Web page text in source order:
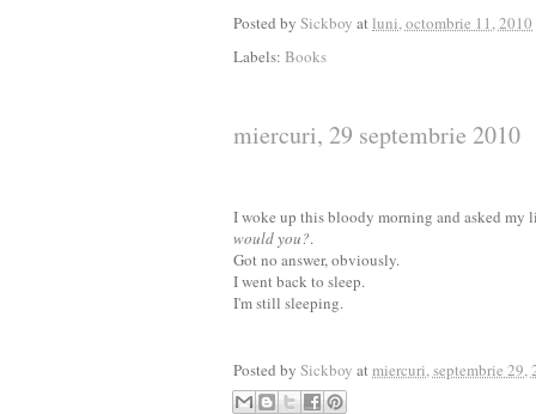
Posted by Sickboy atluni, octombrie 11, 2010
Labels: Books
miercuri, 29 septembrie 2010
I woke up this bloody morning and asked my
would you?.
Got no answer, obviously.
I went back to sleep.
I'm still sleeping.
Posted by Sickboy atmiercuri, septembrie 29,